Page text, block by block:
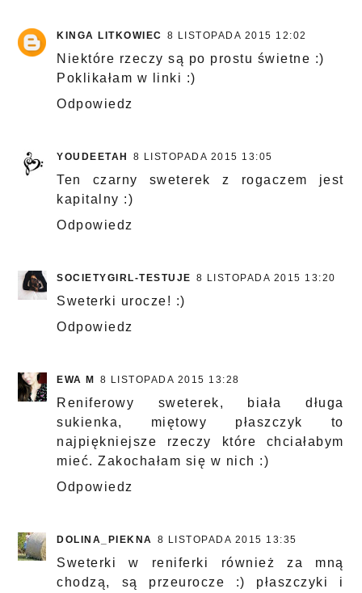
KINGA LITKOWIEC 8 LISTOPADA 2015 12:02
Niektóre rzeczy są po prostu świetne :)
Poklikałam w linki :)
Odpowiedz
YOUDEETAH 8 LISTOPADA 2015 13:05
Ten czarny sweterek z rogaczem jest
kapitalny :)
Odpowiedz
SOCIETYGIRL-TESTUJE 8 LISTOPADA 2015 13:20
Sweterki urocze! :)
Odpowiedz
EWA M 8 LISTOPADA 2015 13:28
Reniferowy sweterek, biała długa
sukienka, miętowy płaszczyk to
najpiękniejsze rzeczy które chciałabym
mieć. Zakochałam się w nich :)
Odpowiedz
DOLINA_PIEKNA 8 LISTOPADA 2015 13:35
Sweterki w reniferki również za mną
chodzą, są przeurocze :) płaszczyki i